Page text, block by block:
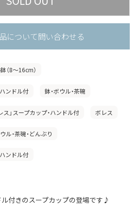
について問い合わせる
（8〜16cm）
ハンドル付 鉢・ボウル・茶碗
ス」スープカップ・ハンドル付 ボレス
ル・茶碗・どんぶり
ハンドル付
ル付きのスープカップの登場です♪